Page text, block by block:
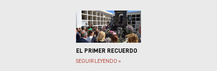
EL PRIMER RECUERDO
SEGUIR LEYENDO »